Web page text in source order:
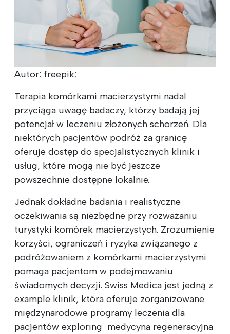
Autor: freepik;
Terapia komórkami macierzystymi nadal
przyciąga uwagę badaczy, którzy badają jej
potencjał w leczeniu złożonych schorzeń. Dla
niektórych pacjentów podróż za granicę
oferuje dostęp do specjalistycznych klinik i
usług, które mogą nie być jeszcze
powszechnie dostępne lokalnie.
Jednak dokładne badania i realistyczne
oczekiwania są niezbędne przy rozważaniu
turystyki komórek macierzystych. Zrozumienie
korzyści, ograniczeń i ryzyka związanego z
podróżowaniem z komórkami macierzystymi
pomaga pacjentom w podejmowaniu
świadomych decyzji. Swiss Medica jest jedną z
‍exam‍ple klinik, która oferuje zorganizowane
międzynarodowe programy leczenia dla
pacjentów ‍‍exploring ‍ medycyna regeneracyjna ‍